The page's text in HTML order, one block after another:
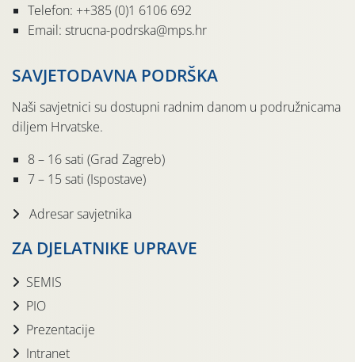
Telefon: ++385 (0)1 6106 692
Email: strucna-podrska@mps.hr
SAVJETODAVNA PODRŠKA
Naši savjetnici su dostupni radnim danom u podružnicama
diljem Hrvatske.
8 – 16 sati (Grad Zagreb)
7 – 15 sati (Ispostave)
Adresar savjetnika
ZA DJELATNIKE UPRAVE
SEMIS
PIO
Prezentacije
Intranet